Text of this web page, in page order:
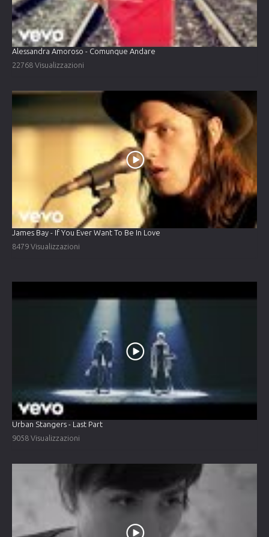
Alessandra Amoroso - Comunque Andare
22768 Visualizzazioni
James Bay - If You Ever Want To Be In Love
8479 Visualizzazioni
Urban Stangers - Last Part
9058 Visualizzazioni